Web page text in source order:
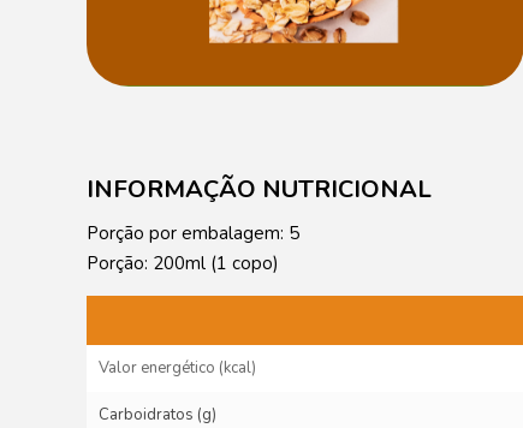
INFORMAÇÃO NUTRICIONAL
Porção por embalagem: 5
Porção: 200ml (1 copo)
Valor energético (kcal)
Carboidratos (g)